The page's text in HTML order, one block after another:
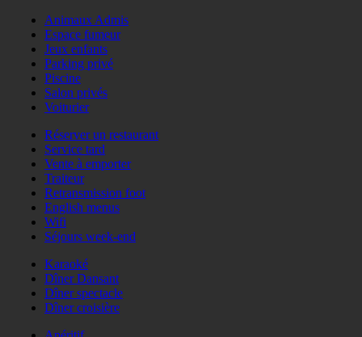
Animaux Admis
Espace fumeur
Jeux enfants
Parking privé
Piscine
Salon privés
Voiturier
Réserver un restaurant
Service tard
Vente à emporter
Traiteur
Retransmission foot
English menus
Wifi
Séjours week-end
Karaoké
Dîner Dansant
Dîner spectacle
Dîner croisière